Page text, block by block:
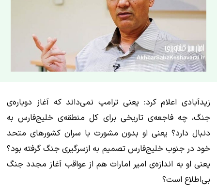
زیدآبادی اعلام کرد: یعنی ترامپ نمی‌داند که آغاز دوباره‌ی
جنگ، چه فاجعه‌ی تاریخی برای کل منطقه‌ی خلیج‌فارس به
دنبال دارد؟ یعنی او بدون مشورت با سران کشورهای متحد
خود در جنوب خلیج‌فارس تصمیم به ازسرگیری جنگ گرفته بود؟
یعنی او به اندازه‌ی امیر امارات هم از عواقب آغاز مجدد جنگ
بی‌اطلاع است؟